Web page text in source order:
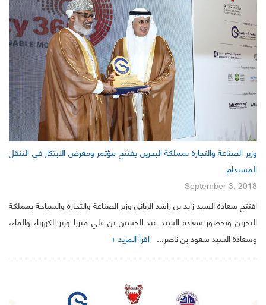
وزير الصناعة والتجارة بمملكة البحرين يفتتح مؤتمر ومعرض الابتكار في التنقل
المستدام
September 3, 2018
افتتح سعادة السيد زايد بن راشد الزياني وزير الصناعة والتجارة والسياحة بمملكة
البحرين وبحضور سعادة السيد عبد الحسين بن علي ميرزا وزير الكهرباء والماء،
وسعادة السيد سعود بن ناصر... اقرأ المزيد +